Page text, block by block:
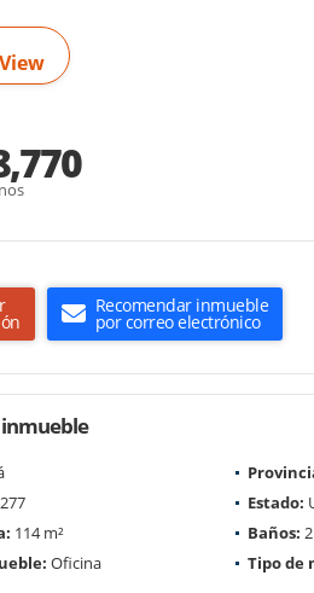
Recomendar inmueble
por correo electrónico
Estado:
114 m² Baños: 2
Oficina Tipo de